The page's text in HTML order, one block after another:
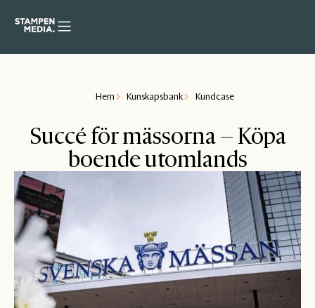
Hem Kunskapsbank Kundcase
Succé för mässorna – Köpa
boende utomlands